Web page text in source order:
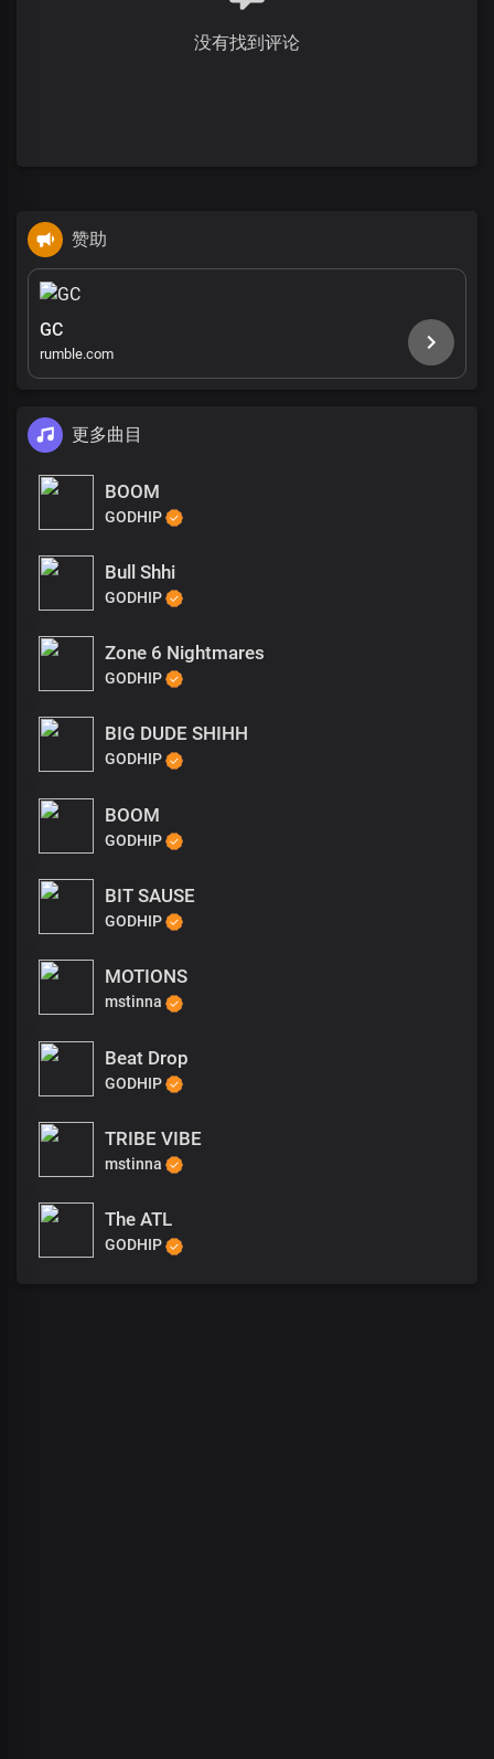
没有找到评论
赞助
GC
rumble.com
更多曲目
BOOM
GODHIP
Bull Shhi
GODHIP
Zone 6 Nightmares
GODHIP
BIG DUDE SHIHH
GODHIP
BOOM
GODHIP
BIT SAUSE
GODHIP
MOTIONS
mstinna
Beat Drop
GODHIP
TRIBE VIBE
mstinna
The ATL
GODHIP